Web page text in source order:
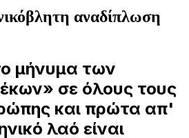
αναδίπλωση
μήνυμα των
σε όλους τους
και πρώτα απ'
λαό είναι